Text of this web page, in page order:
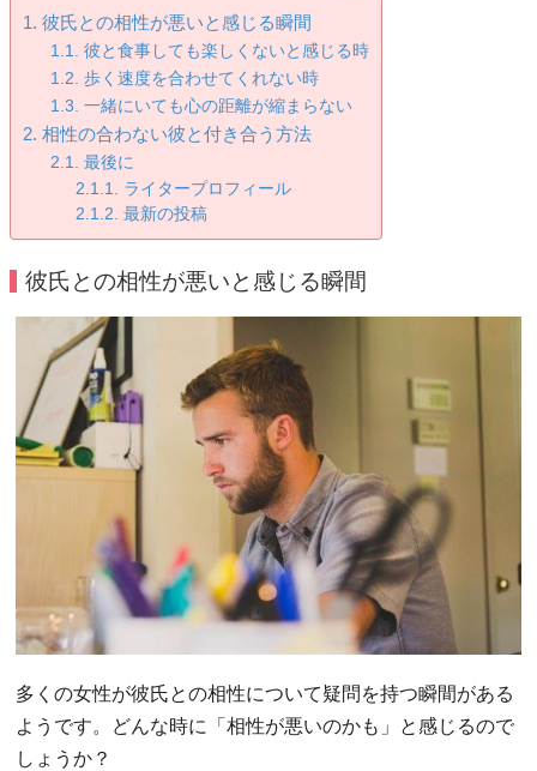
彼氏との相性が悪いと感じる瞬間
彼と食事しても楽しくないと感じる時
歩く速度を合わせてくれない時
一緒にいても心の距離が縮まらない
相性の合わない彼と付き合う方法
最後に
ライタープロフィール
最新の投稿
彼氏との相性が悪いと感じる瞬間
多くの女性が彼氏との相性について疑問を持つ瞬間がある
ようです。どんな時に「相性が悪いのかも」と感じるので
しょうか？